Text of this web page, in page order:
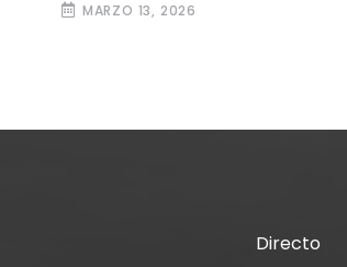
MARZO 13, 2026
Directo